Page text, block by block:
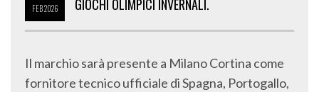
FEB2026 GIOCHI OLIMPICI INVERNALI.
Il marchio sarà presente a Milano Cortina come
fornitore tecnico ufficiale di Spagna, Portogallo,